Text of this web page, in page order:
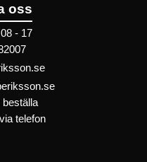
oss
- 17
beställa
via telefon